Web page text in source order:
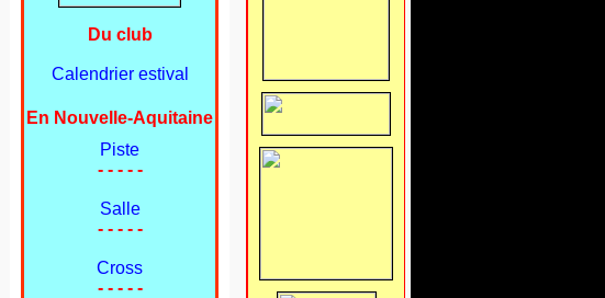
Du club
Calendrier estival
En Nouvelle-Aquitaine
Piste
- - - - -
Salle
- - - - -
Cross
- - - - -